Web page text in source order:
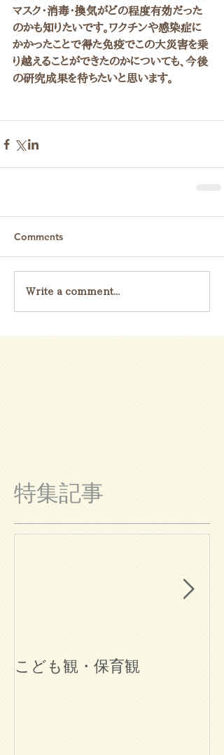
マスク・消毒・換気がどの程度有効だった
のかも知りたいです。ワクチンや感染症に
かかったことで得た免疫でこの大災害を乗
り越えることができたのかについても、今後
の研究成果を待ちたいと思います。
Comments
Write a comment...
特集記事
こども観・保育観